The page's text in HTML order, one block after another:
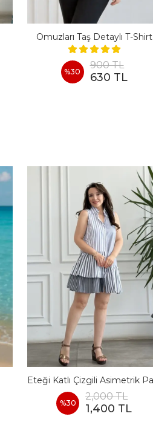
Omuzları Taş Detaylı T-Shirt
%30
900 TL
630 TL
%30
2,000 TL
1,400 TL